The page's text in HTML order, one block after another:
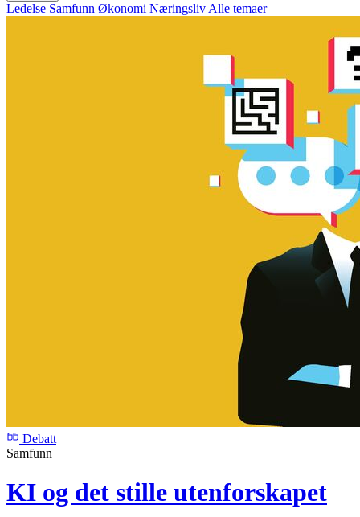
Ledelse Samfunn Økonomi Næringsliv Alle temaer
Debatt
Samfunn
KI og det stille utenforskapet